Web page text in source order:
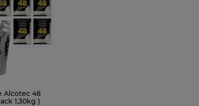
Alcotec 48
1,30kg )